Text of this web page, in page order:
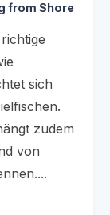
from Shore
sich
zudem
von